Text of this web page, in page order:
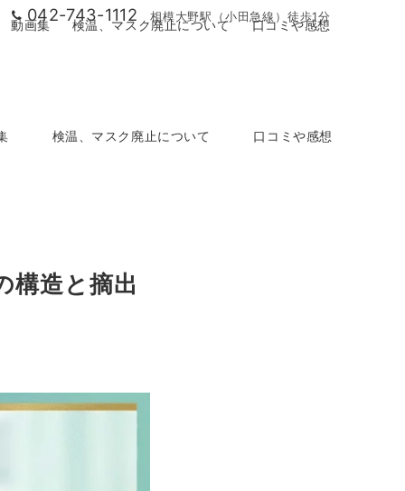
042-743-1112 相模大野駅（小田急線）徒歩1分
検温、マスク廃止について 口コミや感想
動画集 検温、マスク廃止について 口コミや感想
構造と摘出